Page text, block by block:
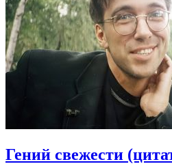
Гений свежести